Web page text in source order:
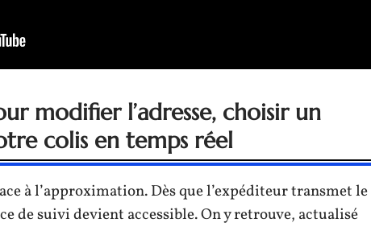
modifier l’adresse, choisir un
colis en temps réel
à l’approximation. Dès que l’expéditeur transmet le
de suivi devient accessible. On y retrouve, actualisé